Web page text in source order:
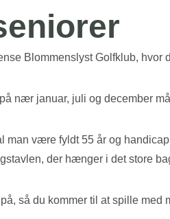
Blommenslyst Golfklub,
nær januar, juli og december
man være fyldt 55 år og
der hænger i det store
så du kommer til at spille